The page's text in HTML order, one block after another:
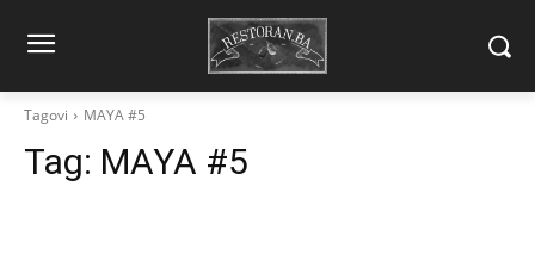
Tagovi MAYA #5
Tag: MAYA #5